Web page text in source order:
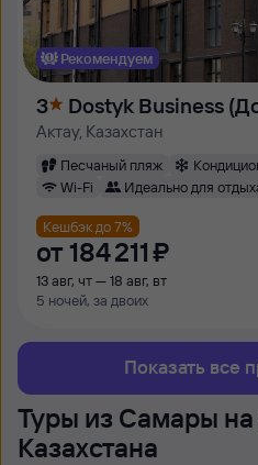
Рекомендуем
3 Dostyk Business
Актау, Казахстан
Песчаный пляж
Wi-Fi
Идеально для
Кешбэк до 7%
от 184 ⁠211 ⁠₽
13 авг, чт — 18 авг, вт
5 ночей, за двоих
Показать все
Туры из Самары
Казахстана